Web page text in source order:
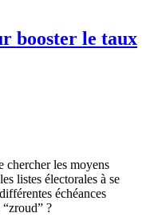
booster le taux
chercher les moyens
listes électorales à se
échéances
?